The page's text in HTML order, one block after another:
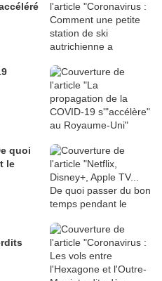
quoi
le